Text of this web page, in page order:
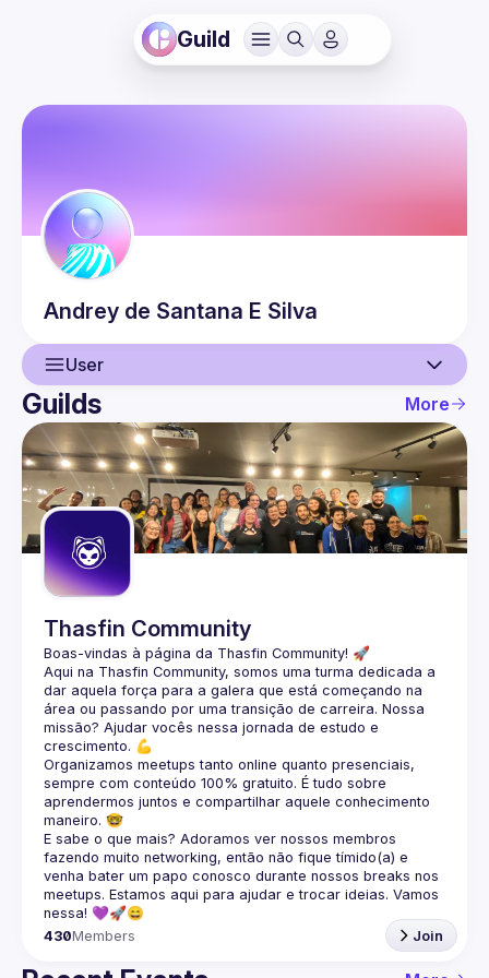
Guild
Andrey de Santana E Silva
User
User
Events
Guilds
Guilds More
Thasfin Community
Boas-vindas à página da Thasfin Community! 🚀
Aqui na Thasfin Community, somos uma turma dedicada a
dar aquela força para a galera que está começando na
área ou passando por uma transição de carreira. Nossa
missão? Ajudar vocês nessa jornada de estudo e
crescimento. 💪
Organizamos meetups tanto online quanto presenciais,
sempre com conteúdo 100% gratuito. É tudo sobre
aprendermos juntos e compartilhar aquele conhecimento
maneiro. 🤓
E sabe o que mais? Adoramos ver nossos membros
fazendo muito networking, então não fique tímido(a) e
venha bater um papo conosco durante nossos breaks nos
meetups. Estamos aqui para ajudar e trocar ideias. Vamos
nessa! 💜🚀😄
430Members Join